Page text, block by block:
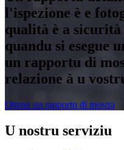
l'ispezione è e
qualità è a
quandu si esegue
un rapportu di
relazione à u
Ottene un rapportu di mostra
U nostru serviziu